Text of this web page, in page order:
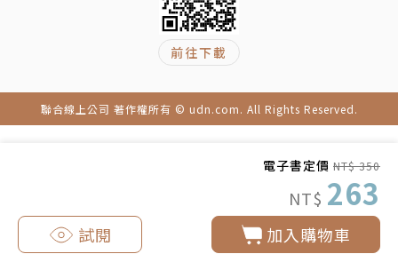
電子書定價 NT$ 350
NT$ 263
加入購物車
試閱
前往下載
聯合線上公司 著作權所有 © udn.com. All Rights Reserved.